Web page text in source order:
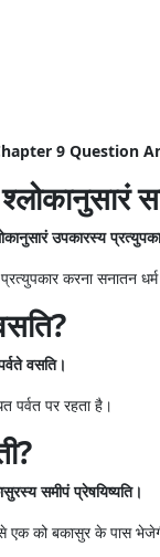
9 Question
उपकारस्य
करना सनातन
वसति।
पर्वत पर रहता है।
समीपं प्रेषयिष्यति।
एक को बकासुर के पास